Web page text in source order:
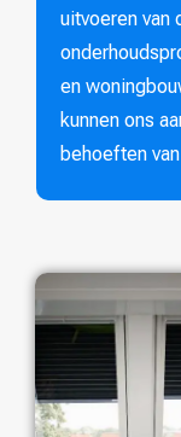
uitvoeren van
en
kunnen ons
behoeften